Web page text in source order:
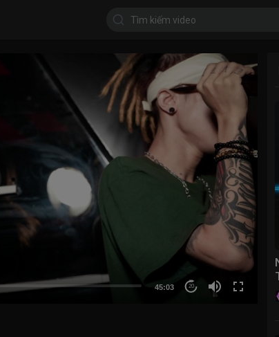
45:03 20